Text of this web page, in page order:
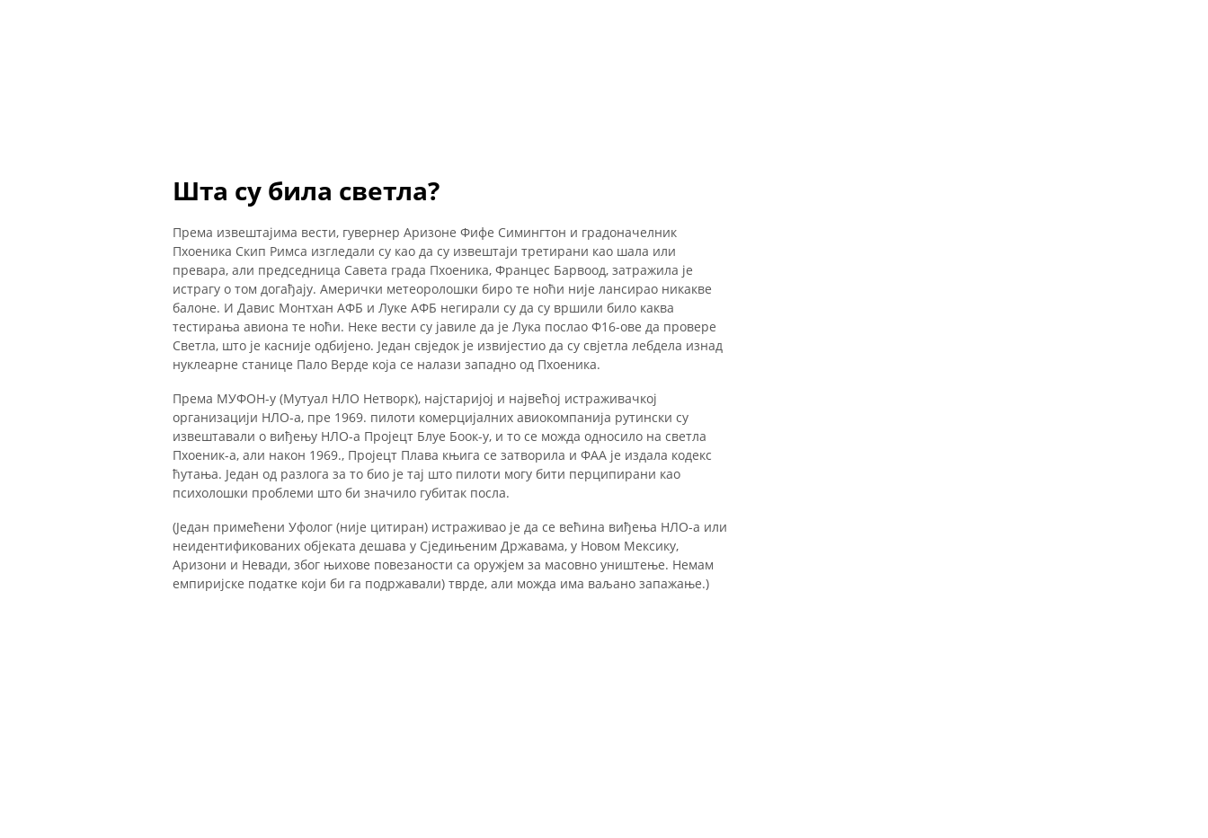
Шта су била светла?
Према извештајима вести, гувернер Аризоне Фифе Симингтон и градоначелник
Пхоеника Скип Римса изгледали су као да су извештаји третирани као шала или
превара, али председница Савета града Пхоеника, Францес Барвоод, затражила је
истрагу о том догађају. Амерички метеоролошки биро те ноћи није лансирао никакве
балоне. И Давис Монтхан АФБ и Луке АФБ негирали су да су вршили било каква
тестирања авиона те ноћи. Неке вести су јавиле да је Лука послао Ф16-ове да провере
Светла, што је касније одбијено. Један свједок је извијестио да су свјетла лебдела изнад
нуклеарне станице Пало Верде која се налази западно од Пхоеника.
Према МУФОН-у (Мутуал НЛО Нетворк), најстаријој и највећој истраживачкој
организацији НЛО-а, пре 1969. пилоти комерцијалних авиокомпанија рутински су
извештавали о виђењу НЛО-а Пројецт Блуе Боок-у, и то се можда односило на светла
Пхоеник-а, али након 1969., Пројецт Плава књига се затворила и ФАА је издала кодекс
ћутања. Један од разлога за то био је тај што пилоти могу бити перципирани као
психолошки проблеми што би значило губитак посла.
(Један примећени Уфолог (није цитиран) истраживао је да се већина виђења НЛО-а или
неидентификованих објеката дешава у Сједињеним Државама, у Новом Мексику,
Аризони и Невади, због њихове повезаности са оружјем за масовно уништење. Немам
емпиријске податке који би га подржавали) тврде, али можда има ваљано запажање.)